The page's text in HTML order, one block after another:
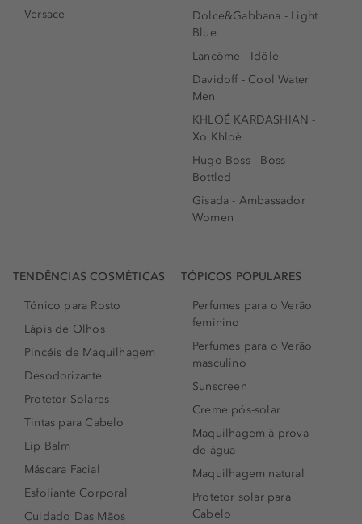
Versace
Dolce&Gabbana - Light
Blue
Lancôme - Idôle
Davidoff - Cool Water
Men
KHLOÉ KARDASHIAN -
Xo Khloè
Hugo Boss - Boss
Bottled
Gisada - Ambassador
Women
TENDÊNCIAS COSMÉTICAS
Tónico para Rosto
Lápis de Olhos
Pincéis de Maquilhagem
Desodorizante
Protetor Solares
Tintas para Cabelo
Lip Balm
Máscara Facial
Esfoliante Corporal
Cuidado Das Mãos
TÓPICOS POPULARES
Perfumes para o Verão
feminino
Perfumes para o Verão
masculino
Sunscreen
Creme pós-solar
Maquilhagem à prova
de água
Maquilhagem natural
Protetor solar para
Cabelo